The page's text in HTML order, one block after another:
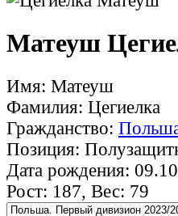
Матеуш
Имя: Матеуш
Фамилия: Цегиелка
Гражданство:
Позиция:
Дата рождения:
Рост: 187, Вес: 79